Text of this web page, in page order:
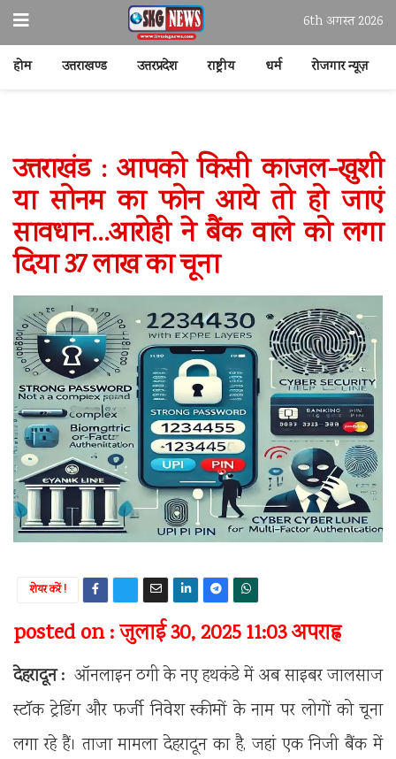
6th अगस्त 2026
होम उत्तराखण्ड उत्तरप्रदेश राष्ट्रीय धर्म रोजगार न्यूज़
उत्तराखंड : आपको किसी काजल-खुशी
या सोनम का फोन आये तो हो जाएं
सावधान…आरोही ने बैंक वाले को लगा
दिया 37 लाख का चूना
शेयर करें !
posted on : जुलाई 30, 2025 11:03 अपराह्न
देहरादून : ऑनलाइन ठगी के नए हथकंडे में अब साइबर जालसाज
स्टॉक ट्रेडिंग और फर्जी निवेश स्कीमों के नाम पर लोगों को चूना
लगा रहे हैं। ताजा मामला देहरादून का है, जहां एक निजी बैंक में